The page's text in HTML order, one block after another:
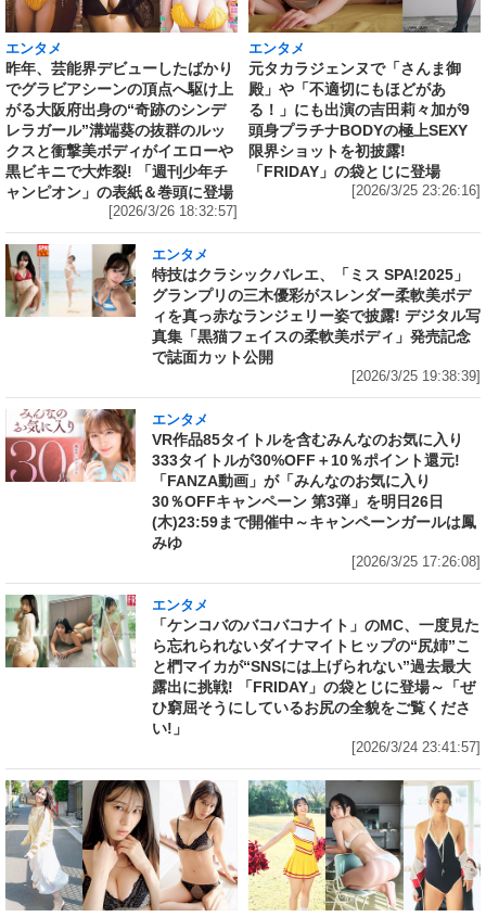
エンタメ
昨年、芸能界デビューしたばかり
でグラビアシーンの頂点へ駆け上
がる大阪府出身の“奇跡のシンデ
レラガール”溝端葵の抜群のルッ
クスと衝撃美ボディがイエローや
黒ビキニで大炸裂! 「週刊少年チ
ャンピオン」の表紙＆巻頭に登場
[2026/3/26 18:32:57]
エンタメ
元タカラジェンヌで「さんま御
殿」や「不適切にもほどがあ
る！」にも出演の吉田莉々加が9
頭身プラチナBODYの極上SEXY
限界ショットを初披露!
「FRIDAY」の袋とじに登場
[2026/3/25 23:26:16]
エンタメ
特技はクラシックバレエ、「ミス SPA!2025」
グランプリの三木優彩がスレンダー柔軟美ボデ
ィを真っ赤なランジェリー姿で披露! デジタル写
真集「黒猫フェイスの柔軟美ボディ」発売記念
で誌面カット公開
[2026/3/25 19:38:39]
エンタメ
VR作品85タイトルを含むみんなのお気に入り
333タイトルが30%OFF＋10％ポイント還元!
「FANZA動画」が「みんなのお気に入り
30％OFFキャンペーン 第3弾」を明日26日
(木)23:59まで開催中～キャンペーンガールは鳳
みゆ
[2026/3/25 17:26:08]
エンタメ
「ケンコバのバコバコナイト」のMC、一度見た
ら忘れられないダイナマイトヒップの“尻姉”こ
と椚マイカが“SNSには上げられない”過去最大
露出に挑戦! 「FRIDAY」の袋とじに登場～「ぜ
ひ窮屈そうにしているお尻の全貌をご覧くださ
い!」
[2026/3/24 23:41:57]